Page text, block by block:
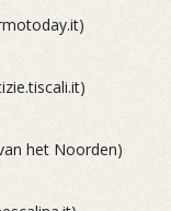
het Noorden)